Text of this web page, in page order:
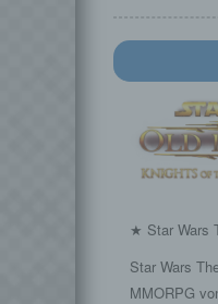
★ Star Wars
Star Wars
MMORPG